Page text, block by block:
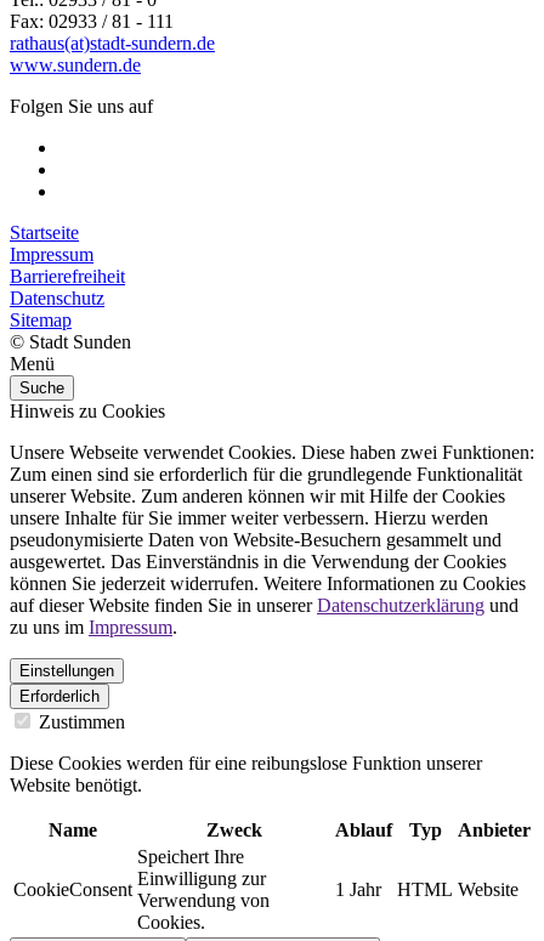
Fax: 02933 / 81 - 111
rathaus(at)stadt-sundern.de
www.sundern.de
Folgen Sie uns auf
Startseite
Impressum
Barrierefreiheit
Datenschutz
Sitemap
© Stadt Sunden
Menü
Suche
Hinweis zu Cookies
Unsere Webseite verwendet Cookies. Diese haben zwei Funktionen:
Zum einen sind sie erforderlich für die grundlegende Funktionalität
unserer Website. Zum anderen können wir mit Hilfe der Cookies
unsere Inhalte für Sie immer weiter verbessern. Hierzu werden
pseudonymisierte Daten von Website-Besuchern gesammelt und
ausgewertet. Das Einverständnis in die Verwendung der Cookies
können Sie jederzeit widerrufen. Weitere Informationen zu Cookies
auf dieser Website finden Sie in unsererDatenschutzerklärung und
zu uns im Impressum.
Einstellungen
Erforderlich
Zustimmen
Diese Cookies werden für eine reibungslose Funktion unserer
Website benötigt.
Name Zweck Ablauf Typ Anbieter
CookieConsent
Speichert Ihre
Einwilligung zur
Verwendung von
Cookies.
1 Jahr HTML Website